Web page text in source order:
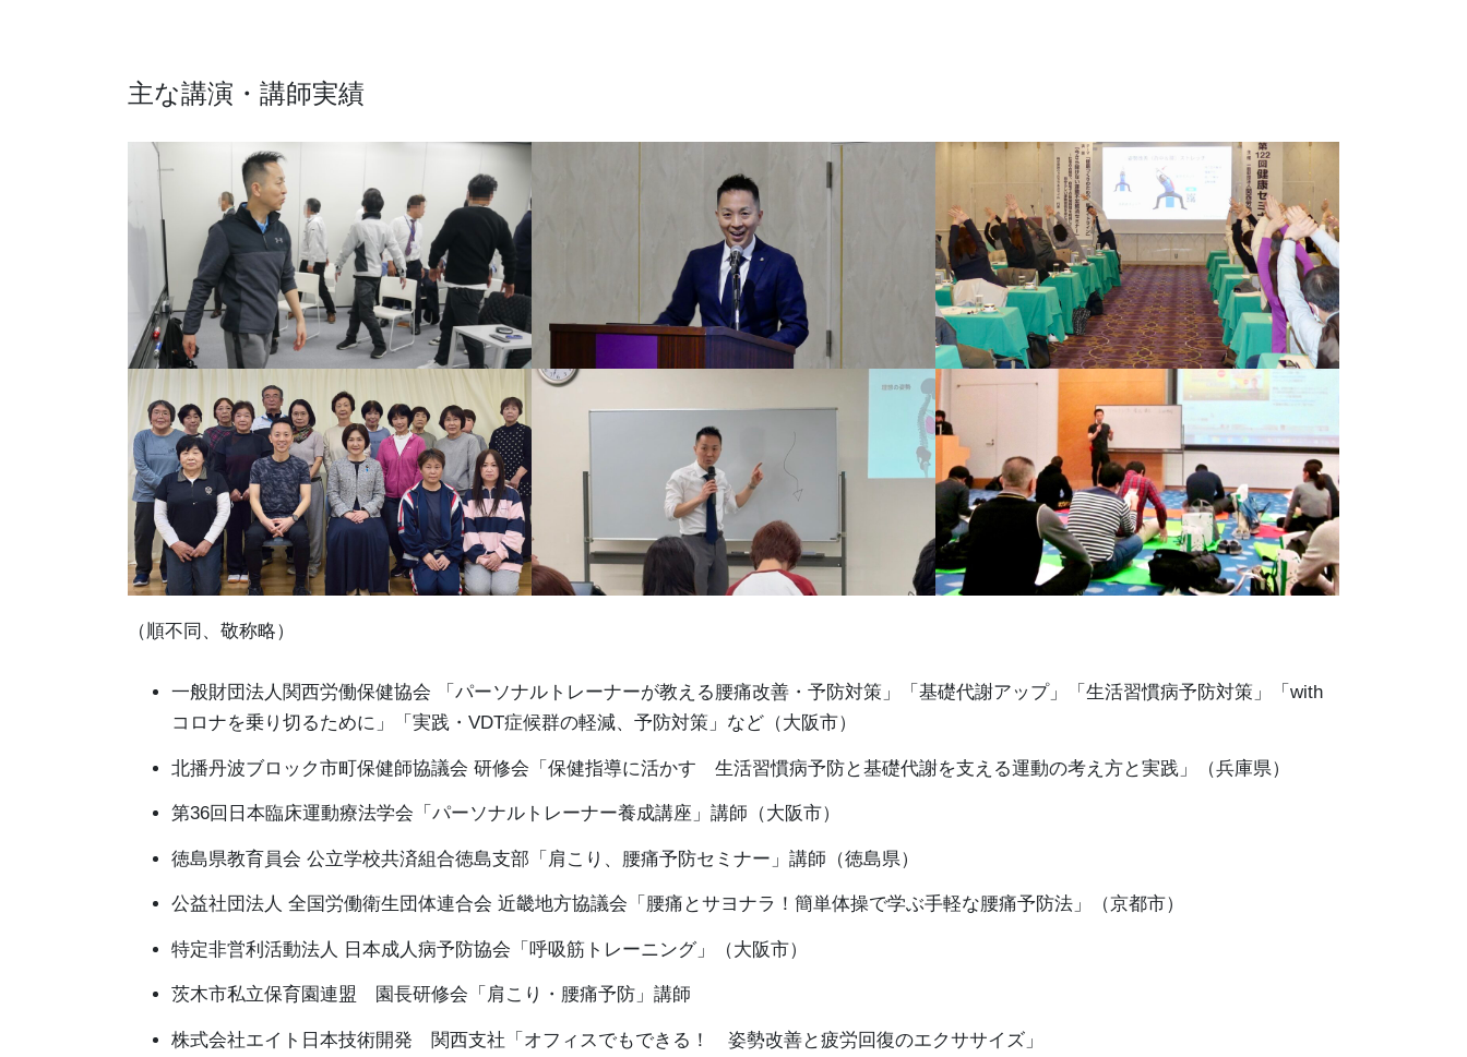
主な講演・講師実績
（順不同、敬称略）
一般財団法人関西労働保健協会 「パーソナルトレーナーが教える腰痛改善・予防対策」「基礎代謝アップ」「生活習慣病予防対策」「with
コロナを乗り切るために」「実践・VDT症候群の軽減、予防対策」など（大阪市）
北播丹波ブロック市町保健師協議会 研修会「保健指導に活かす 生活習慣病予防と基礎代謝を支える運動の考え方と実践」（兵庫県）
第36回日本臨床運動療法学会「パーソナルトレーナー養成講座」講師（大阪市）
徳島県教育員会 公立学校共済組合徳島支部「肩こり、腰痛予防セミナー」講師（徳島県）
公益社団法人 全国労働衛生団体連合会 近畿地方協議会「腰痛とサヨナラ！簡単体操で学ぶ手軽な腰痛予防法」（京都市）
特定非営利活動法人 日本成人病予防協会「呼吸筋トレーニング」（大阪市）
茨木市私立保育園連盟 園長研修会「肩こり・腰痛予防」講師
株式会社エイト日本技術開発 関西支社「オフィスでもできる！ 姿勢改善と疲労回復のエクササイズ」